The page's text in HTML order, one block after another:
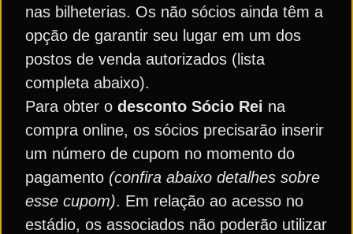
nas bilheterias. Os não sócios ainda têm a
opção de garantir seu lugar em um dos
postos de venda autorizados (lista
completa abaixo).
Para obter o desconto Sócio Rei na
compra online, os sócios precisarão inserir
um número de cupom no momento do
pagamento (confira abaixo detalhes sobre
esse cupom). Em relação ao acesso no
estádio, os associados não poderão utilizar